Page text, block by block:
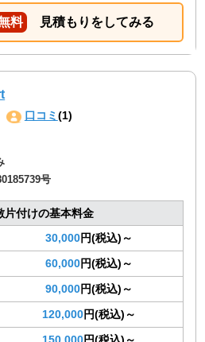
料 見積もりをしてみる
口コミ(1)
号
片付けの基本料金
30,000円(税込)～
60,000円(税込)～
90,000円(税込)～
120,000円(税込)～
150,000円(税込)～